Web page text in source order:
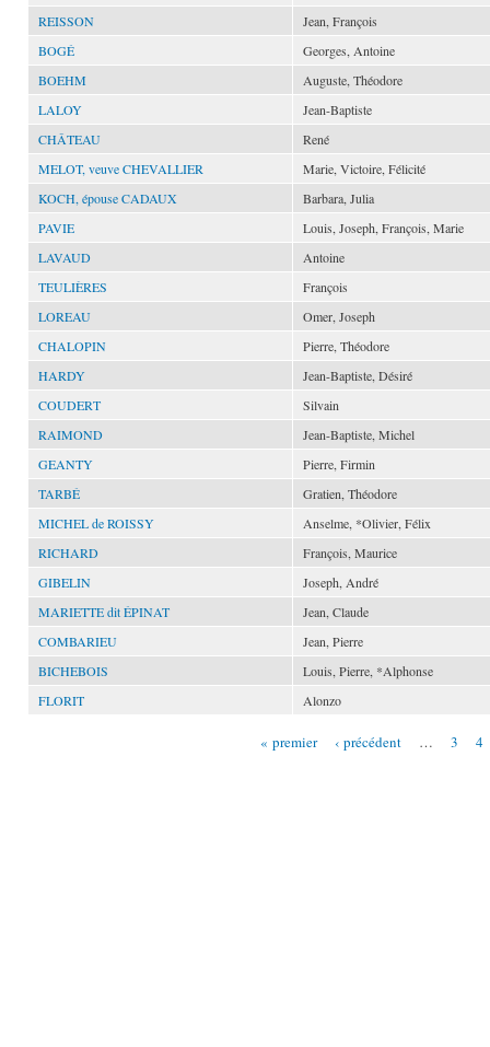
REISSON
Jean, François
BOGÉ
Georges, Antoine
BOEHM
Auguste, Théodore
LALOY
Jean-Baptiste
CHÂTEAU
René
MELOT, veuve CHEVALLIER
Marie, Victoire, Félicité
KOCH, épouse CADAUX
Barbara, Julia
PAVIE
Louis, Joseph, François, Marie
LAVAUD
Antoine
TEULIÈRES
François
LOREAU
Omer, Joseph
CHALOPIN
Pierre, Théodore
HARDY
Jean-Baptiste, Désiré
COUDERT
Silvain
RAIMOND
Jean-Baptiste, Michel
GEANTY
Pierre, Firmin
TARBÉ
Gratien, Théodore
MICHEL de ROISSY
Anselme, *Olivier, Félix
RICHARD
François, Maurice
GIBELIN
Joseph, André
MARIETTE dit ÉPINAT
Jean, Claude
COMBARIEU
Jean, Pierre
BICHEBOIS
Louis, Pierre, *Alphonse
FLORIT
Alonzo
« premier ‹ précédent … 3 4